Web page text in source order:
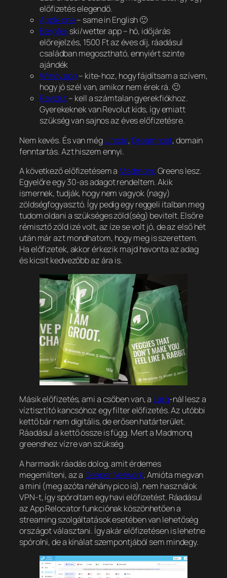
előfizetés elegendő.
Apple one– same in English 🙂
Bergfexski/wetter app – hó, időjárás
előrejelzés, 1500 Ft az éves díj, ráadásul
családban megosztható, ennyiért szinte
ajándék
Windy app– kite-hoz, hogy fájdítsam a szívem,
hogy jó szél van, amikor nem érek rá. 🙂
Revolut– kell a számtalan gyerekfiókhoz.
Gyerekeknek van Revolut kids, így emiatt
szükség van sajnos az éves előfizetésre.
Nem kevés. És van mégLinode, Dreamhost, domain
fenntartás. Azt hiszem ennyi.
A következő előfizetésem a MadmonqGreens lesz.
Egyelőre egy 30-as adagot rendeltem. Akik
ismernek, tudják, hogy nem vagyok (nagy)
zöldségfogyasztó. Így pedig egy reggeli italban meg
tudom oldani a szükséges zöld(ség) bevitelt. Elsőre
rémisztő zöld izé volt, az íze se volt jó, de az első hét
után már azt mondhatom, hogy meg is szerettem.
Ha előfizetek, akkor érkezik majd havonta az adag
és kicsit kedvezőbb az ára is.
Másik előfizetés, ami a csőben van, a Larq-nál lesz a
víztisztító kancsóhoz egy filter előfizetés. Az utóbbi
kettő bár nem digitális, de erősen határterület.
Ráadásul a kettő össze is függ. Mert a Madmonq
greenshez vízre van szükség.
A harmadik ráadás dolog, amit érdemes
megemlíteni, az a Deeper Network. Amióta megvan
a mini (meg azóta néhány pico is), nem használok
VPN-t, így spóroltam egy havi előfizetést. Ráadásul
az App Relocator funkciónak köszönhetően a
streaming szolgáltatások esetében van lehetőség
országot választani. Így akár előfizetésen is lehetne
spórolni, de a kínálat szempontjából sem mindegy.